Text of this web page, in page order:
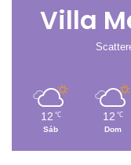
Villa
12 ℃
Sáb
12 ℃
Dom